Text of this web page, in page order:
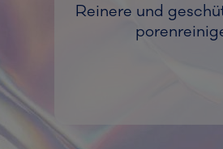
Reinere und